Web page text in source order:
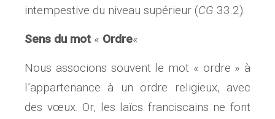
intempestive du niveau supérieur (CG 33.2).
Sens du mot « Ordre«
Nous associons souvent le mot « ordre » à
l’appartenance à un ordre religieux, avec
des vœux. Or, les laïcs franciscains ne font